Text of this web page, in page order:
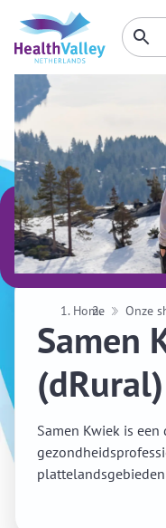
Zoeken
binnen
website
Home Onze
Samen
(dRural)
Samen Kwiek is